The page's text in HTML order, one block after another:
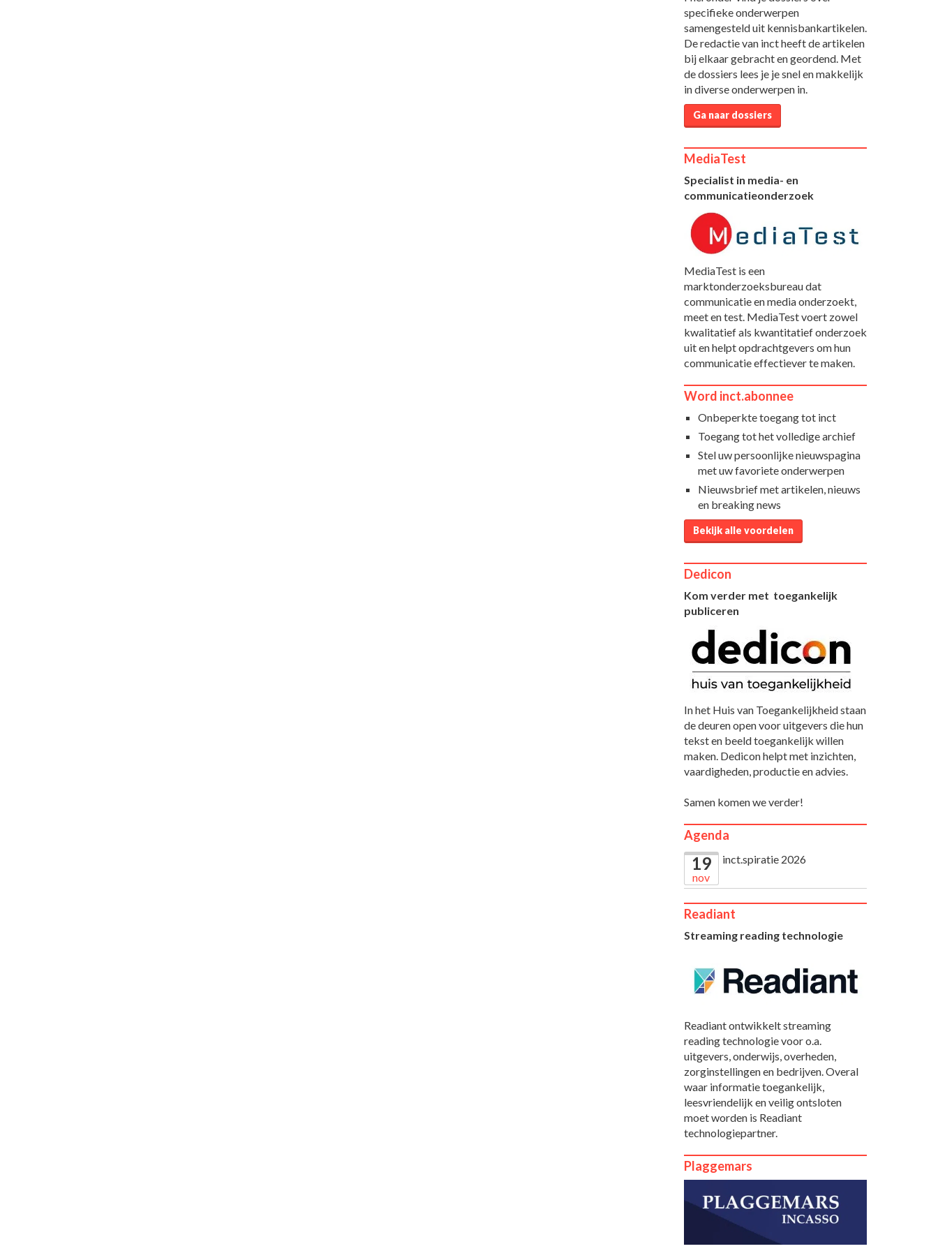
specifieke onderwerpen
samengesteld uit kennisbankartikelen.
De redactie van inct heeft de artikelen
bij elkaar gebracht en geordend. Met
de dossiers lees je je snel en makkelijk
in diverse onderwerpen in.
Ga naar dossiers
MediaTest
Specialist in media- en
communicatieonderzoek
MediaTest is een
marktonderzoeksbureau dat
communicatie en media onderzoekt,
meet en test. MediaTest voert zowel
kwalitatief als kwantitatief onderzoek
uit en helpt opdrachtgevers om hun
communicatie effectiever te maken.
Word inct.abonnee
Onbeperkte toegang tot inct
Toegang tot het volledige archief
Stel uw persoonlijke nieuwspagina
met uw favoriete onderwerpen
Nieuwsbrief met artikelen, nieuws
en breaking news
Bekijk alle voordelen
Dedicon
Kom verder met toegankelijk
publiceren
In het Huis van Toegankelijkheid staan
de deuren open voor uitgevers die hun
tekst en beeld toegankelijk willen
maken. Dedicon helpt met inzichten,
vaardigheden, productie en advies.
Samen komen we verder!
Agenda
19
nov
inct.spiratie 2026
Readiant
Streaming reading technologie
Readiant ontwikkelt streaming
reading technologie voor o.a.
uitgevers, onderwijs, overheden,
zorginstellingen en bedrijven. Overal
waar informatie toegankelijk,
leesvriendelijk en veilig ontsloten
moet worden is Readiant
technologiepartner.
Plaggemars